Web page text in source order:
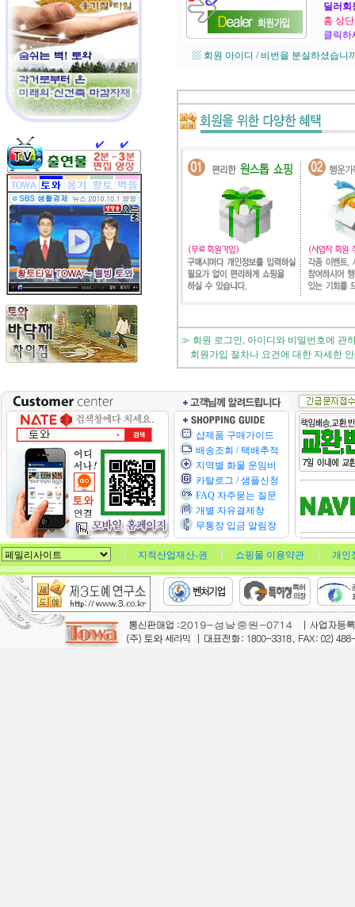
딜러회
홈 상
클릭하
▨ 회원 아이디 / 비번을 분실하셨습니
≫ 회원 로그인, 아이디와 비밀번호에 관
회원가입 절차나 요건에 대한 자세한 안
샵제품 구매가이드
배송조회 / 택배추적
지역별 화물 운임비
카탈로그 / 샘플신청
FAQ 자주묻는 질문
개별 자유결제창
무통장 입금 알림장
지적산업재산-권 쇼핑몰 이용약관 개인